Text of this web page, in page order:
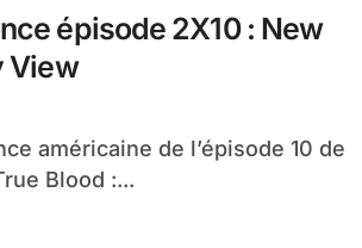
épisode 2X10 : New
View
Blood :...